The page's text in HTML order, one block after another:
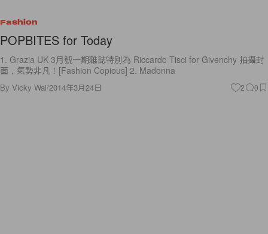
Fashion
POPBITES for Today
1. Grazia UK 3月號一期雜誌特別為 Riccardo Tisci for Givenchy 拍攝封
面，氣勢非凡！[Fashion Copious] 2. Madonna
By Vicky Wai/2014年3月24日 2 0